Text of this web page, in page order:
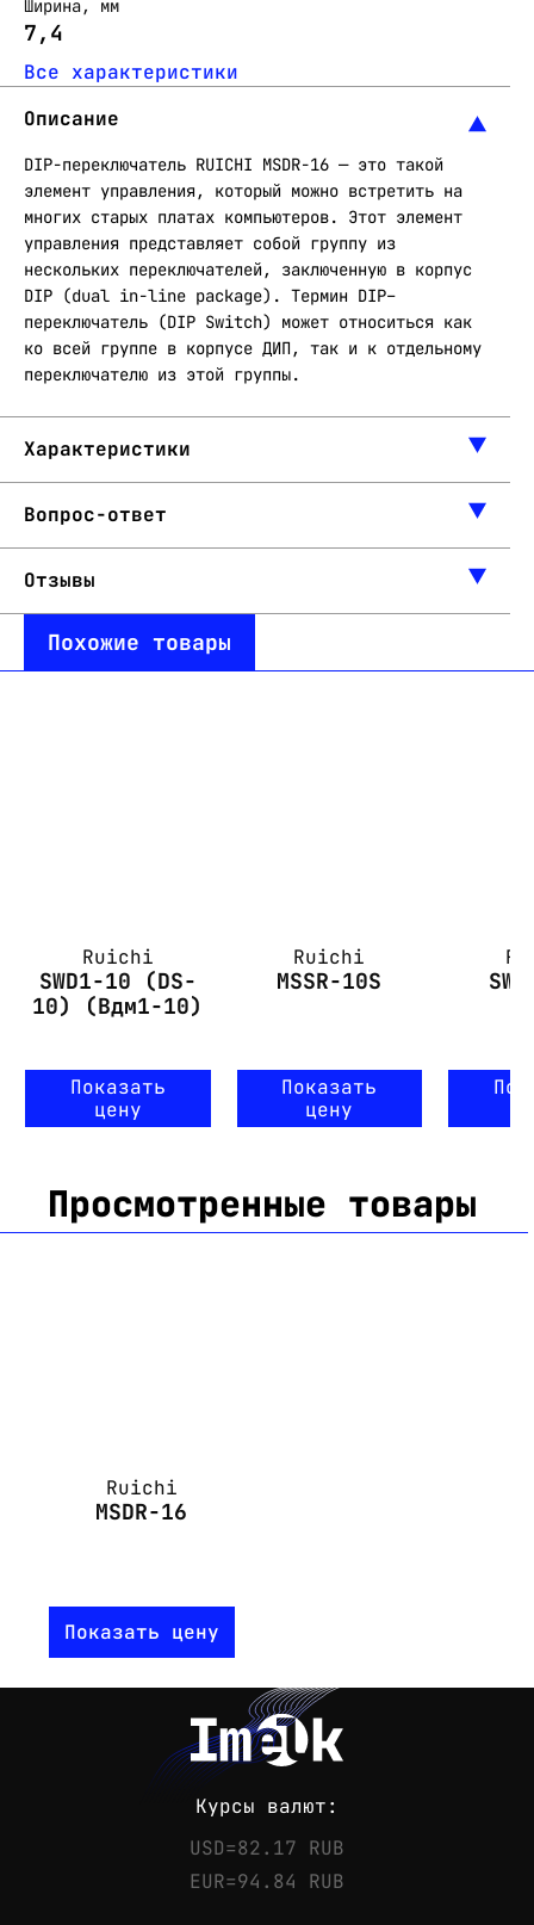
Ширина, мм
7,4
Все характеристики
Описание
DIP-переключатель RUICHI MSDR-16 — это такой
элемент управления, который можно встретить на
многих старых платах компьютеров. Этот элемент
управления представляет собой группу из
нескольких переключателей, заключенную в корпус
DIP (dual in-line package). Термин DIP–
переключатель (DIP Switch) может относиться как
ко всей группе в корпусе ДИП, так и к отдельному
переключателю из этой группы.
Характеристики
Вопрос-ответ
Отзывы
Похожие товары
Ruichi
SWD1-10 (DS-
10) (Вдм1-10)
Показать
цену
Ruichi
MSSR-10S
Показать
цену
Просмотренные товары
Ruichi
MSDR-16
Показать цену
Курсы валют:
USD=82.17 RUB
EUR=94.84 RUB